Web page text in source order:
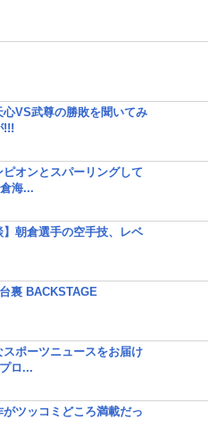
心VS武尊の勝敗を聞いてみ
!!!
オンとスパーリングして
海...
】朝倉選手の空手技、レベ
裏 BACKSTAGE
ポーツニュースをお届け
ロ...
がツッコミどころ満載だっ